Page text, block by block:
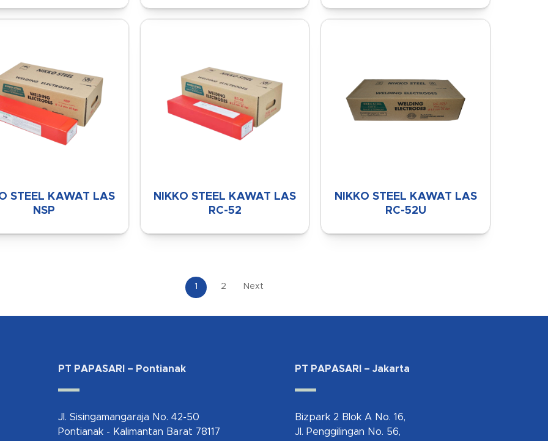
STEEL KAWAT LAS
NSP
NIKKO STEEL KAWAT LAS
RC-52
NIKKO STEEL KAWAT LAS
RC-52U
1 2 Next
PT PAPASARI – Pontianak
Jl. Sisingamangaraja No. 42-50
Pontianak - Kalimantan Barat 78117
PT PAPASARI – Jakarta
Bizpark 2 Blok A No. 16,
Jl. Penggilingan No. 56,